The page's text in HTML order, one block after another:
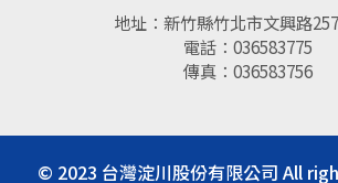
地址：新竹縣竹北市文興路
電話：036583775
傳真：036583756
© 2023 台灣淀川股份有限公司 All